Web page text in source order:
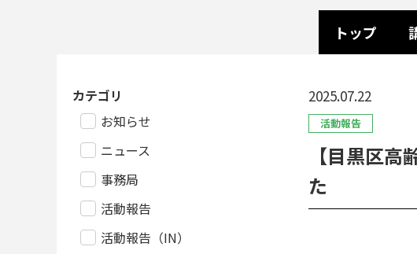
トップ
2025.07.22
活動報告
【目黒区
た
カテゴリ
お知らせ
ニュース
事務局
活動報告
活動報告（IN）